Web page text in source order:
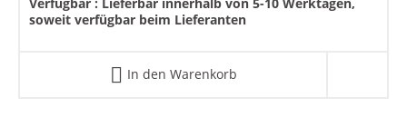
soweit verfügbar beim Lieferanten
In den Warenkorb